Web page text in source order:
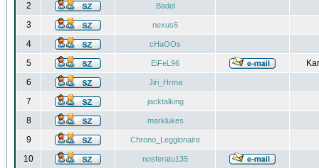
2 Badel
3 nexus6
4 cHaOOs
5 EiFeL96
6
Jiri_Hrma
7 jacktalking
8 marklukes
9 Chrono_Leggionaire
10 nosferatu135